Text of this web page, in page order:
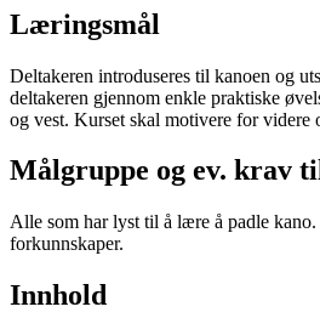
Læringsmål
Deltakeren introduseres til kanoen og
deltakeren gjennom enkle praktiske
og vest. Kurset skal motivere for
Målgruppe og ev. krav
Alle som har lyst til å lære å padle
forkunnskaper.
Innhold